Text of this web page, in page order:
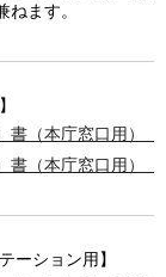
ます。
書（本庁窓口用）
書（本庁窓口用）
ーション用】